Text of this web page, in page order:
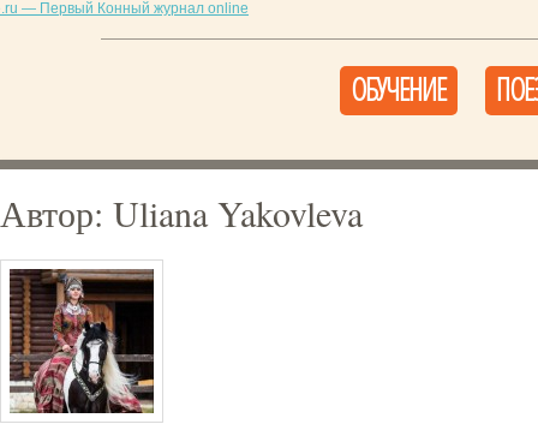
ОБУЧЕНИЕ
Автор: Uliana Yakovleva